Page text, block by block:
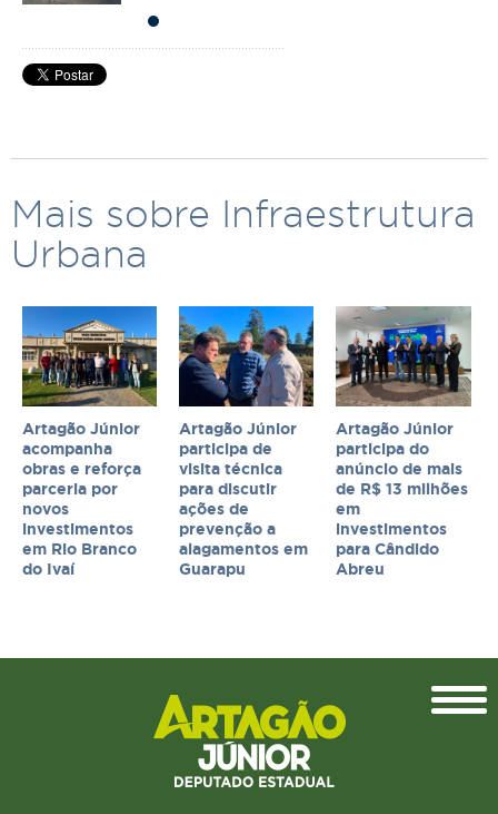
Mais sobre Infraestrutura
Urbana
Artagão Júnior
acompanha
obras e reforça
parceria por
novos
investimentos
em Rio Branco
do Ivaí
Artagão Júnior
participa de
visita técnica
para discutir
ações de
prevenção a
alagamentos em
Guarapu
Artagão Júnior
participa do
anúncio de mais
de R$ 13 milhões
em
investimentos
para Cândido
Abreu